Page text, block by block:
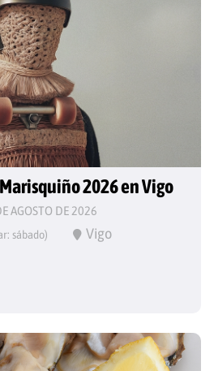
2026 en Vigo
AGOSTO DE 2026
sábado) Vigo